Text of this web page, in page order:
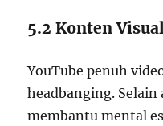
5.2 Konten
YouTube penuh
headbanging.
membantu mental